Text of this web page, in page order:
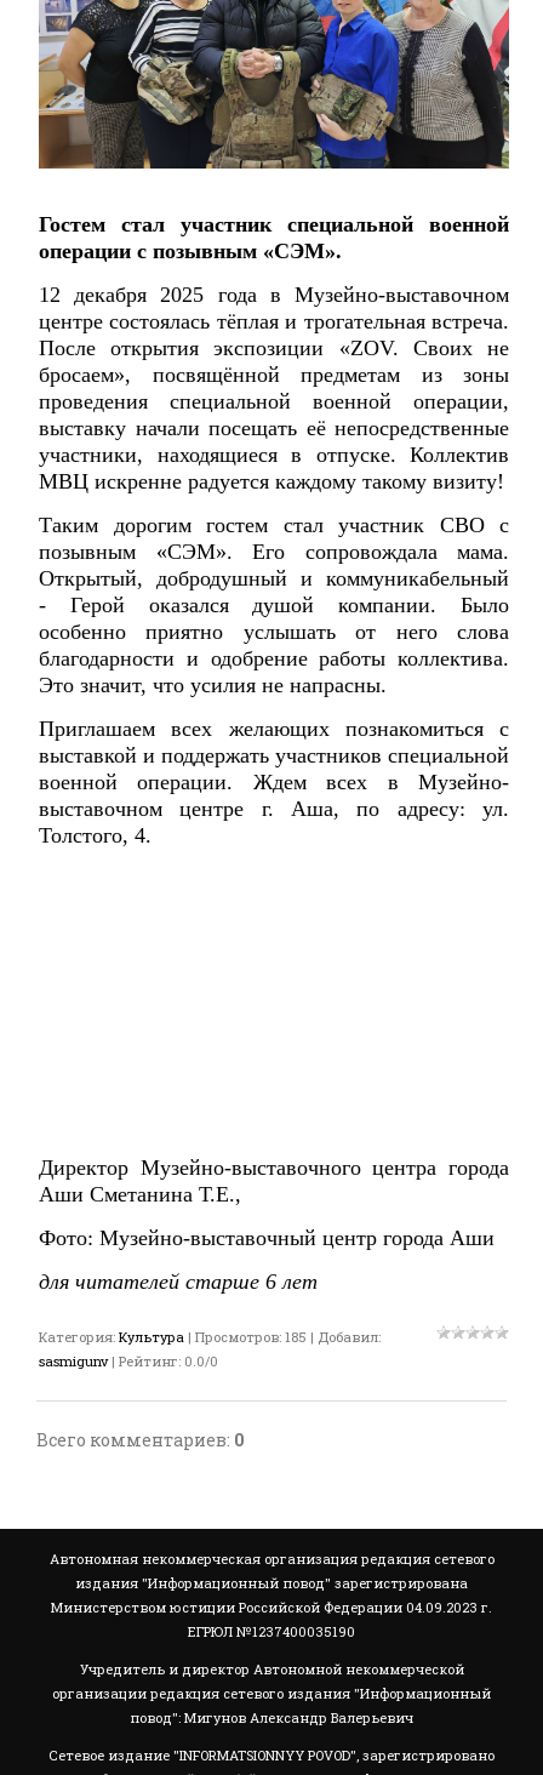
Гостем стал участник специальной военной
операции с позывным «СЭМ».
12 декабря 2025 года в Музейно-выставочном
центре состоялась тёплая и трогательная встреча.
После открытия экспозиции «ZOV. Своих не
бросаем», посвящённой предметам из зоны
проведения специальной военной операции,
выставку начали посещать её непосредственные
участники, находящиеся в отпуске. Коллектив
МВЦ искренне радуется каждому такому визиту!
Таким дорогим гостем стал участник СВО с
позывным «СЭМ». Его сопровождала мама.
Открытый, добродушный и коммуникабельный
- Герой оказался душой компании. Было
особенно приятно услышать от него слова
благодарности и одобрение работы коллектива.
Это значит, что усилия не напрасны.
Приглашаем всех желающих познакомиться с
выставкой и поддержать участников специальной
военной операции. Ждем всех в Музейно-
выставочном центре г. Аша, по адресу: ул.
Толстого, 4.
Директор Музейно-выставочного центра города
Аши Сметанина Т.Е.,
Фото: Музейно-выставочный центр города Аши
для читателей старше 6 лет
Категория: Культура | Просмотров: 185 | Добавил:
sasmigunv | Рейтинг: 0.0/0
Всего комментариев: 0
Автономная некоммерческая организация редакция сетевого
издания "Информационный повод" зарегистрирована
Министерством юстиции Российской Федерации 04.09.2023 г.
ЕГРЮЛ №1237400035190
Учредитель и директор Автономной некоммерческой
организации редакция сетевого издания "Информационный
повод": Мигунов Александр Валерьевич
Сетевое издание "INFORMATSIONNYY POVOD", зарегистрировано